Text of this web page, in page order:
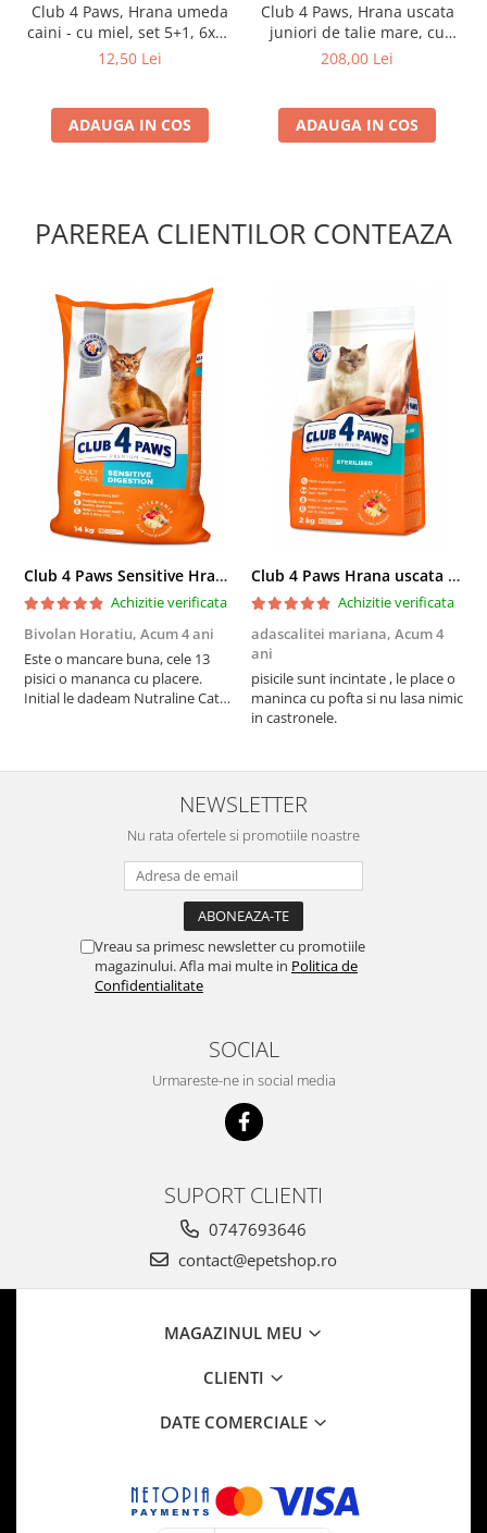
Club 4 Paws, Hrana umeda
caini - cu miel, set 5+1, 6x80
g
12,50 Lei
ADAUGA IN COS
Club 4 Paws, Hrana uscata
juniori de talie mare, cu
pui, 14kg
208,00 Lei
ADAUGA IN COS
PAREREA CLIENTILOR CONTEAZA
Club 4 Paws Sensitive Hrana uscata pisici adulte, 14kg
Achizitie verificata
Bivolan Horatiu, Acum 4 ani
Este o mancare buna, cele 13
pisici o mananca cu placere.
Initial le dadeam Nutraline Cat
nu o mananca cu placere. Eu
sunt multumit si voi continua cu
Club 4 Paws Hrana uscata pisici sterilizate, 2kg
Achizitie verificata
adascalitei mariana, Acum 4
ani
pisicile sunt incintate , le place o
maninca cu pofta si nu lasa nimic
in castronele.
NEWSLETTER
Nu rata ofertele si promotiile noastre
Vreau sa primesc newsletter cu promotiile
magazinului. Afla mai multe in Politica de
Confidentialitate
SOCIAL
Urmareste-ne in social media
SUPORT CLIENTI
0747693646
contact@epetshop.ro
MAGAZINUL MEU
CLIENTI
DATE COMERCIALE